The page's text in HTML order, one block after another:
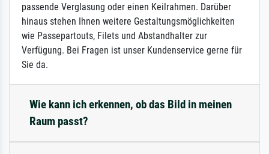
passende Verglasung oder einen Keilrahmen. Darüber
hinaus stehen Ihnen weitere Gestaltungsmöglichkeiten
wie Passepartouts, Filets und Abstandhalter zur
Verfügung. Bei Fragen ist unser Kundenservice gerne für
Sie da.
Wie kann ich erkennen, ob das Bild in meinen
Raum passt?